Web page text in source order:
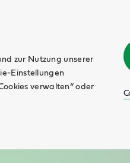
zur Nutzung unserer
Einstellungen
verwalten“ oder